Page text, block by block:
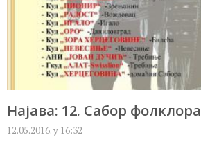
Најава: 12. Сабор фолклора
12.05.2016. у 16:32